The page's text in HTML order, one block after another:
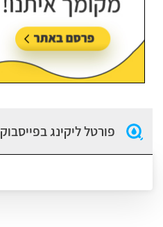
פורטל ליקינג בפייסבוק